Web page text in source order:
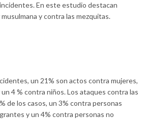
En este estudio destacan
y contra las mezquitas.
un 21% son actos contra mujeres,
4 % contra niños. Los ataques contra las
de los casos, un 3% contra personas
y un 4% contra personas no